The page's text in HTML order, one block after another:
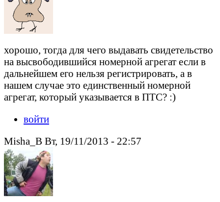
хорошо, тогда для чего выдавать свидетельство
на высвободившийся номерной агрегат если в
дальнейшем его нельзя регистрировать, а в
нашем случае это единственный номерной
агрегат, который указывается в ПТС? :)
войти
Misha_B Вт, 19/11/2013 - 22:57